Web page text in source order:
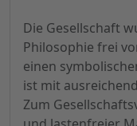
Die Gesellschaft
Philosophie frei
einen
ist mit
Zum